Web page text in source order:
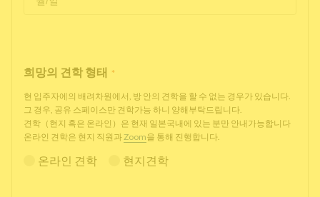
희망의 견학 형태 *
현 입주자에의 배려차원에서, 방 안의 견학을 할 수 없는 경우가 있습니다.
그 경우, 공유 스페이스만 견학가능 하니 양해부탁드립니다.
견학（현지 혹은 온라인）은 현재 일본국내에 있는 분만 안내가능합니다
온라인 견학은 현지 직원과Zoom을 통해 진행합니다.
온라인 견학 현지견학